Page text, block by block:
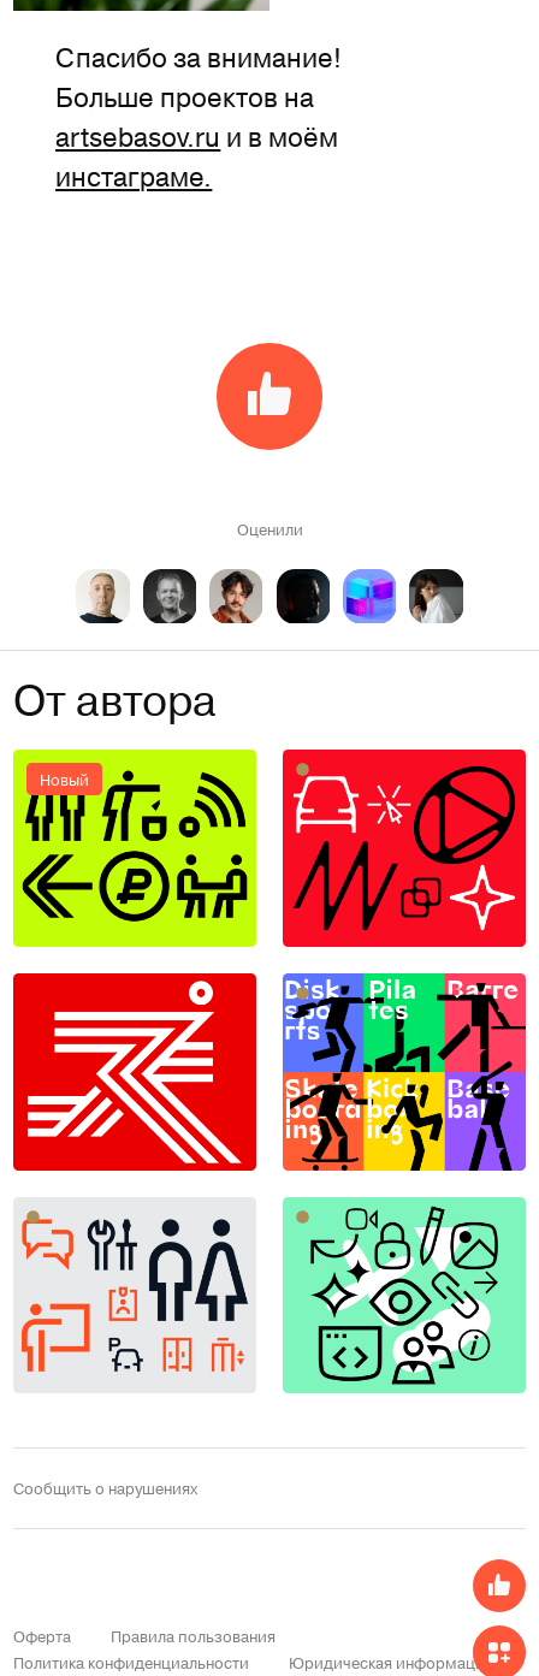
Спасибо за внимание!
Больше проектов на
artsebasov.ru и в моём
инстаграме.
Оценили
От автора
Новый
Сообщить о нарушениях
Оферта
Правила пользования
Политика конфиденциальности
Юридическая информация